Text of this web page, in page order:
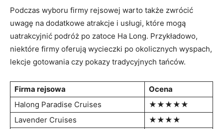
Podczas‌ wyboru firmy rejsowej warto także zwrócić
uwagę na dodatkowe ‌atrakcje i usługi, które mogą
uatrakcyjnić podróż po zatoce ⁣Ha Long. Przykładowo,
niektóre firmy oferują wycieczki po okolicznych wyspach,
lekcje gotowania czy pokazy tradycyjnych tańców.
Firma rejsowa
Ocena
Halong Paradise Cruises
★★★★★
Lavender Cruises
★★★★